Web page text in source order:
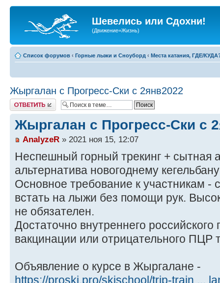
Шевелись или Сдохни!
(Движение=Жизнь)
Список форумов ‹ Горные лыжи и Сноуборд ‹ Места катания, ГДЕ/
Жыргалан с Прогресс-Ски с 2янв2022
Ответить
Жыргалан с Прогресс-Ски с
AnalyzeR » 2021 ноя 15, 12:07
Неспешный горный трекинг + сытная
альтернатива новогоднему
Основное требование к участникам -
встать на лыжи без помощи рук.
не обязателен.
Достаточно внутреннего
вакцинации или отрицательного ПЦР
Объявление о курсе в Жыргалане -
https://proski.pro/skischool/trip-train ...